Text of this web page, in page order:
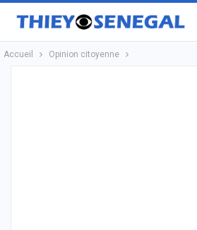
Accueil Opinion citoyenne